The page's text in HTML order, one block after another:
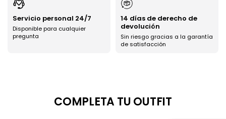
Servicio personal 24/7
Disponible para cualquier
pregunta
14 días de derecho de
devolución
Sin riesgo gracias a la garantía
de satisfacción
COMPLETA TU OUTFIT
un 5% de descuento.
Además, recibirás lanzamientos exclusivos antes que